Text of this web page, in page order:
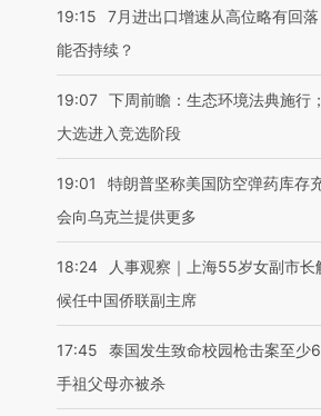
19:15
7月进出口增速从高位略有回
能否持续？
19:07 下周前瞻：生态环境法典施行
大选进入竞选阶段
19:01
特朗普坚称美国防空弹药库存
会向乌克兰提供更多
18:24
人事观察｜上海55岁女副市长
候任中国侨联副主席
17:45
泰国发生致命校园枪击案至少
手祖父母亦被杀